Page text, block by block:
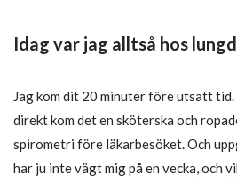
Idag var jag alltså hos
Jag kom dit 20 minuter före utsatt tid.
direkt kom det en sköterska och
spirometri före läkarbesöket. Och
har ju inte vägt mig på en vecka, och